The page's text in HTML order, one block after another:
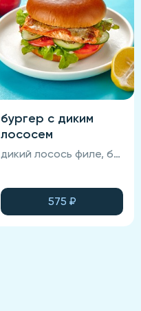
бургер с диким
лососем
дикий лосось филе, булочка бриошь, овощи свежие, соус Рыба Агонь, соус медово-горчичный, соус фирменный.
575 ₽